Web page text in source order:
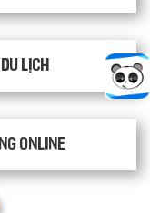
lịch
Online